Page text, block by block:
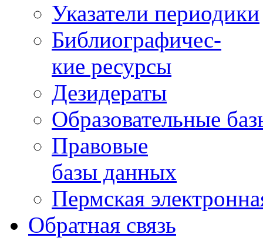
Указатели периодики
Библиографичес-
кие ресурсы
Дезидераты
Образовательные
Правовые
базы данных
Пермская
Обратная связь